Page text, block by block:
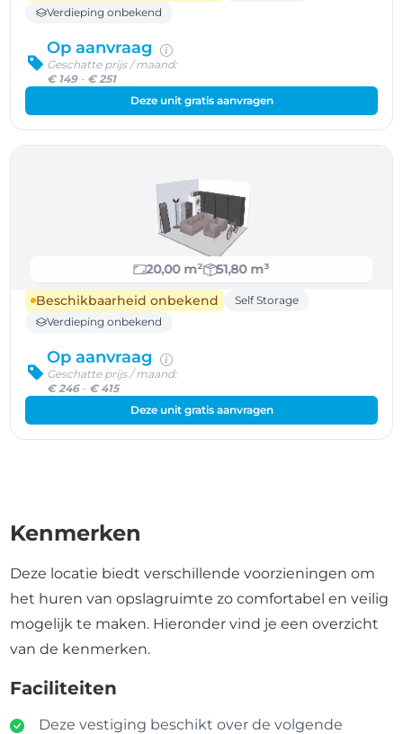
Verdieping onbekend
Op aanvraag
Geschatte prijs / maand:
€ 149- € 251
Deze unit gratis aanvragen
20,00 m²
51,80 m³
Beschikbaarheid onbekend
Self Storage
Verdieping onbekend
Op aanvraag
Geschatte prijs / maand:
€ 246- € 415
Deze unit gratis aanvragen
Kenmerken
Deze locatie biedt verschillende voorzieningen om
het huren van opslagruimte zo comfortabel en veilig
mogelijk te maken. Hieronder vind je een overzicht
van de kenmerken.
Faciliteiten
Deze vestiging beschikt over de volgende